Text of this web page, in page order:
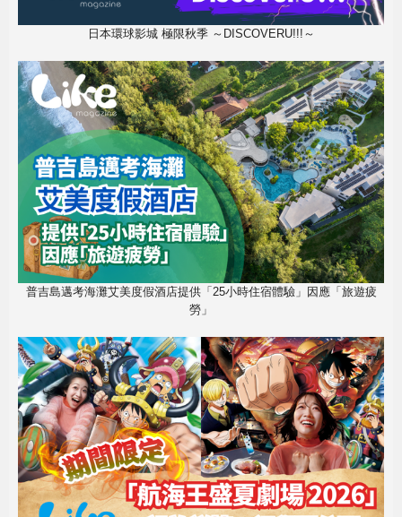
日本環球影城 極限秋季 ～DISCOVERU!!!～
普吉島邁考海灘艾美度假酒店提供「25小時住宿體驗」因應「旅遊疲
勞」